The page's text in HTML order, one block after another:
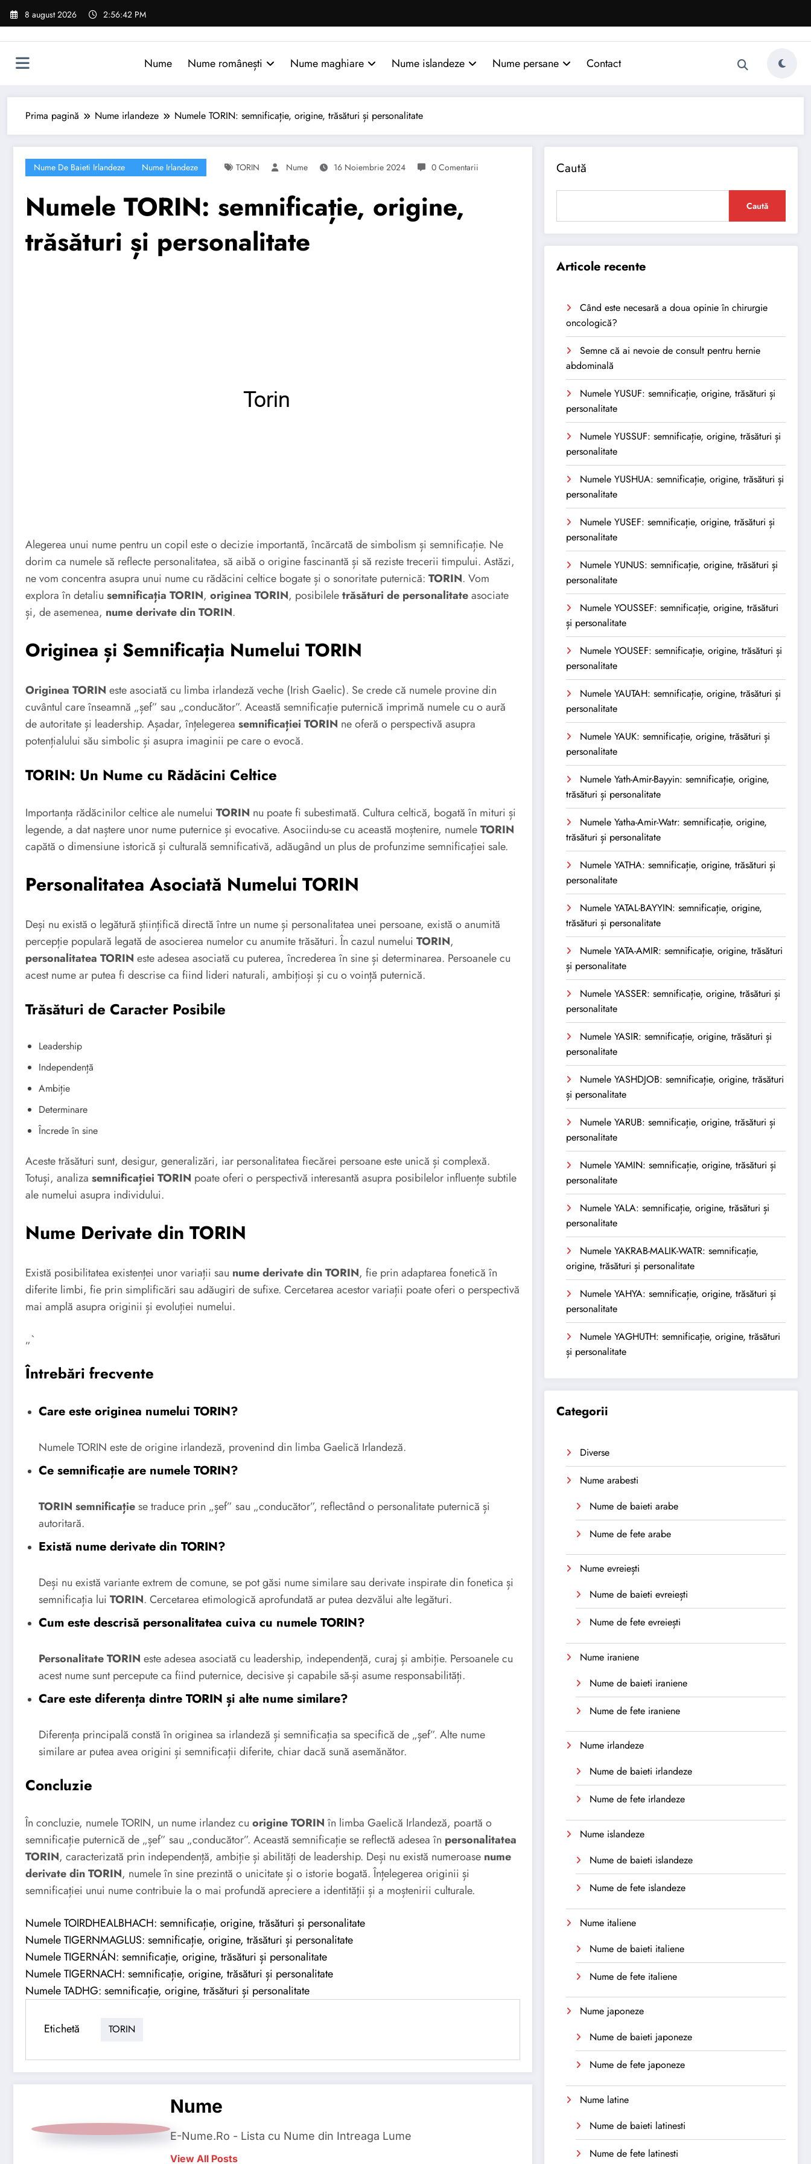
Sari
8 august 2026 2:56:43 PM
Nume Nume românești Nume maghiare Nume islandeze Nume persane Contact
Prima pagină Nume irlandeze Numele TORIN: semnificație, origine, trăsături și personalitate
Nume De Baieti Irlandeze Nume Irlandeze TORIN Nume 16 Noiembrie 2024 0 Comentarii
Numele TORIN: semnificație, origine,
trăsături și personalitate
Alegerea unui nume pentru un copil este o decizie importantă, încărcată de simbolism și semnificație. Ne
dorim ca numele să reflecte personalitatea, să aibă o origine fascinantă și să reziste trecerii timpului. Astăzi,
ne vom concentra asupra unui nume cu rădăcini celtice bogate și o sonoritate puternică: TORIN. Vom
explora în detaliu semnificația TORIN, originea TORIN, posibileletrăsături de personalitateasociate
și, de asemenea, nume derivate din TORIN.
Originea și Semnificația Numelui TORIN
Originea TORIN este asociată cu limba irlandeză veche (Irish Gaelic). Se crede că numele provine din
cuvântul care înseamnă „șef” sau „conducător”. Această semnificație puternică imprimă numele cu o aură
de autoritate și leadership. Așadar, înțelegerea semnificației TORIN ne oferă o perspectivă asupra
potențialului său simbolic și asupra imaginii pe care o evocă.
TORIN: Un Nume cu Rădăcini Celtice
Importanța rădăcinilor celtice ale numelui TORIN nu poate fi subestimată. Cultura celtică, bogată în mituri și
legende, a dat naștere unor nume puternice și evocative. Asociindu-se cu această moștenire, numeleTORIN
capătă o dimensiune istorică și culturală semnificativă, adăugând un plus de profunzime semnificației sale.
Personalitatea Asociată Numelui TORIN
Deși nu există o legătură științifică directă între un nume și personalitatea unei persoane, există o anumită
percepție populară legată de asocierea numelor cu anumite trăsături. În cazul numelui TORIN,
personalitatea TORIN este adesea asociată cu puterea, încrederea în sine și determinarea. Persoanele cu
acest nume ar putea fi descrise ca fiind lideri naturali, ambițioși și cu o voință puternică.
Trăsături de Caracter Posibile
Leadership
Independență
Ambiție
Determinare
Încrede în sine
Aceste trăsături sunt, desigur, generalizări, iar personalitatea fiecărei persoane este unică și complexă.
Totuși, analiza semnificației TORIN poate oferi o perspectivă interesantă asupra posibilelor influențe subtile
ale numelui asupra individului.
Nume Derivate din TORIN
Există posibilitatea existenței unor variații sau nume derivate din TORIN, fie prin adaptarea fonetică în
diferite limbi, fie prin simplificări sau adăugiri de sufixe. Cercetarea acestor variații poate oferi o perspectivă
mai amplă asupra originii și evoluției numelui.
„`
Întrebări frecvente
Care este originea numelui TORIN?
Numele TORIN este de origine irlandeză, provenind din limba Gaelică Irlandeză.
Ce semnificație are numele TORIN?
TORIN semnificațiese traduce prin „șef” sau „conducător”, reflectând o personalitate puternică și
autoritară.
Există nume derivate din TORIN?
Deși nu există variante extrem de comune, se pot găsi nume similare sau derivate inspirate din fonetica și
semnificația lui TORIN. Cercetarea etimologică aprofundată ar putea dezvălui alte legături.
Cum este descrisă personalitatea cuiva cu numele TORIN?
Personalitate TORIN este adesea asociată cu leadership, independență, curaj și ambiție. Persoanele cu
acest nume sunt percepute ca fiind puternice, decisive și capabile să-și asume responsabilități.
Care este diferența dintre TORIN și alte nume similare?
Diferența principală constă în originea sa irlandeză și semnificația sa specifică de „șef”. Alte nume
similare ar putea avea origini și semnificații diferite, chiar dacă sună asemănător.
Concluzie
În concluzie, numele TORIN, un nume irlandez cu origine TORINîn limba Gaelică Irlandeză, poartă o
semnificație puternică de „șef” sau „conducător”. Această semnificație se reflectă adesea în personalitatea
TORIN, caracterizată prin independență, ambiție și abilități de leadership. Deși nu există numeroase nume
derivate din TORIN, numele în sine prezintă o unicitate și o istorie bogată. Înțelegerea originii și
semnificației unui nume contribuie la o mai profundă apreciere a identității și a moștenirii culturale.
Numele TOIRDHEALBHACH: semnificație, origine, trăsături și personalitate
Numele TIGERNMAGLUS: semnificație, origine, trăsături și personalitate
Numele TIGERNÁN: semnificație, origine, trăsături și personalitate
Numele TIGERNACH: semnificație, origine, trăsături și personalitate
Numele TADHG: semnificație, origine, trăsături și personalitate
Etichetă TORIN
Nume
E-Nume.Ro - Lista cu Nume din Intreaga Lume
View All Posts
Caută
Caută
Articole recente
Când este necesară a doua opinie în chirurgie
oncologică?
Semne că ai nevoie de consult pentru hernie
abdominală
Numele YUSUF: semnificație, origine, trăsături și
personalitate
Numele YUSSUF: semnificație, origine, trăsături și
personalitate
Numele YUSHUA: semnificație, origine, trăsături și
personalitate
Numele YUSEF: semnificație, origine, trăsături și
personalitate
Numele YUNUS: semnificație, origine, trăsături și
personalitate
Numele YOUSSEF: semnificație, origine, trăsături
și personalitate
Numele YOUSEF: semnificație, origine, trăsături și
personalitate
Numele YAUTAH: semnificație, origine, trăsături și
personalitate
Numele YAUK: semnificație, origine, trăsături și
personalitate
Numele Yath-Amir-Bayyin: semnificație, origine,
trăsături și personalitate
Numele Yatha-Amir-Watr: semnificație, origine,
trăsături și personalitate
Numele YATHA: semnificație, origine, trăsături și
personalitate
Numele YATAL-BAYYIN: semnificație, origine,
trăsături și personalitate
Numele YATA-AMIR: semnificație, origine, trăsături
și personalitate
Numele YASSER: semnificație, origine, trăsături și
personalitate
Numele YASIR: semnificație, origine, trăsături și
personalitate
Numele YASHDJOB: semnificație, origine, trăsături
și personalitate
Numele YARUB: semnificație, origine, trăsături și
personalitate
Numele YAMIN: semnificație, origine, trăsături și
personalitate
Numele YALA: semnificație, origine, trăsături și
personalitate
Numele YAKRAB-MALIK-WATR: semnificație,
origine, trăsături și personalitate
Numele YAHYA: semnificație, origine, trăsături și
personalitate
Numele YAGHUTH: semnificație, origine, trăsături
și personalitate
Categorii
Diverse
Nume arabesti
Nume de baieti arabe
Nume de fete arabe
Nume evreiești
Nume de baieti evreiești
Nume de fete evreiești
Nume iraniene
Nume de baieti iraniene
Nume de fete iraniene
Nume irlandeze
Nume de baieti irlandeze
Nume de fete irlandeze
Nume islandeze
Nume de baieti islandeze
Nume de fete islandeze
Nume italiene
Nume de baieti italiene
Nume de fete italiene
Nume japoneze
Nume de baieti japoneze
Nume de fete japoneze
Nume latine
Nume de baieti latinesti
Nume de fete latinesti